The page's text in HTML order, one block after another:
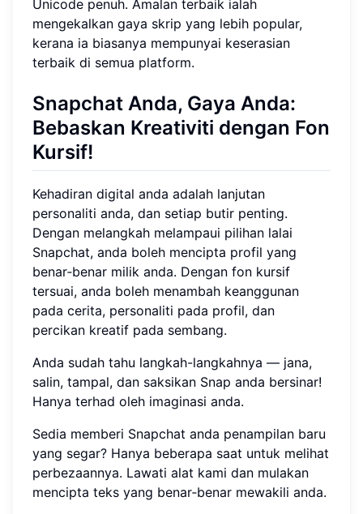
Unicode penuh. Amalan terbaik ialah
mengekalkan gaya skrip yang lebih popular,
kerana ia biasanya mempunyai keserasian
terbaik di semua platform.
Snapchat Anda, Gaya Anda:
Bebaskan Kreativiti dengan Fon
Kursif!
Kehadiran digital anda adalah lanjutan
personaliti anda, dan setiap butir penting.
Dengan melangkah melampaui pilihan lalai
Snapchat, anda boleh mencipta profil yang
benar‑benar milik anda. Dengan fon kursif
tersuai, anda boleh menambah keanggunan
pada cerita, personaliti pada profil, dan
percikan kreatif pada sembang.
Anda sudah tahu langkah-langkahnya — jana,
salin, tampal, dan saksikan Snap anda bersinar!
Hanya terhad oleh imaginasi anda.
Sedia memberi Snapchat anda penampilan baru
yang segar? Hanya beberapa saat untuk melihat
perbezaannya. Lawati alat kami dan mulakan
mencipta teks yang benar‑benar mewakili anda.